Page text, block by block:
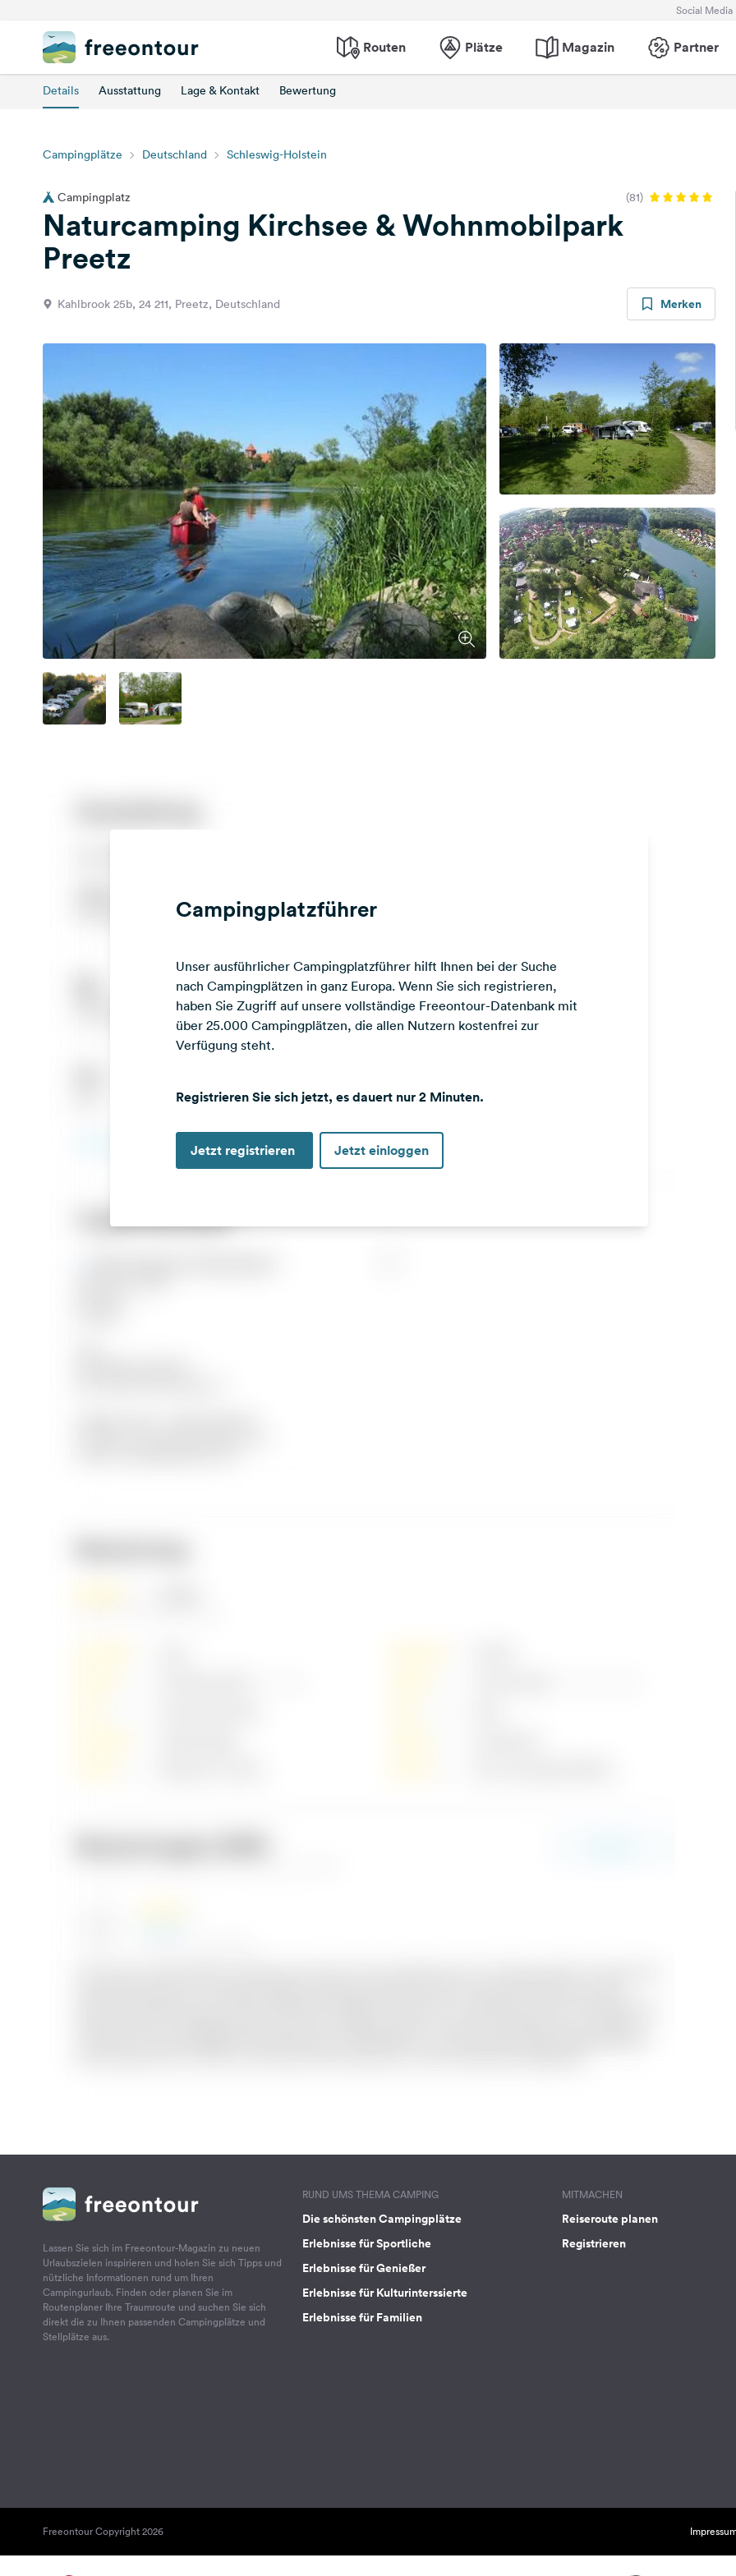
Social Media
Routen Plätze Magazin Partner
Details Ausstattung Lage & Kontakt Bewertung
Campingplätze Deutschland Schleswig-Holstein
Campingplatz (81)
Naturcamping Kirchsee & Wohnmobilpark
Preetz
Kahlbrook 25b, 24 211, Preetz, Deutschland Merken
Campingplatzführer
Unser ausführlicher Campingplatzführer hilft Ihnen bei der Suche
nach Campingplätzen in ganz Europa. Wenn Sie sich registrieren,
haben Sie Zugriff auf unsere vollständige Freeontour-Datenbank mit
über 25.000 Campingplätzen, die allen Nutzern kostenfrei zur
Verfügung steht.
Registrieren Sie sich jetzt, es dauert nur 2 Minuten.
Jetzt registrieren Jetzt einloggen
Lassen Sie sich im Freeontour-Magazin zu neuen
Urlaubszielen inspirieren und holen Sie sich Tipps und
nützliche Informationen rund um Ihren
Campingurlaub. Finden oder planen Sie im
Routenplaner Ihre Traumroute und suchen Sie sich
direkt die zu Ihnen passenden Campingplätze und
Stellplätze aus.
RUND UMS THEMA CAMPING
Die schönsten Campingplätze
Erlebnisse für Sportliche
Erlebnisse für Genießer
Erlebnisse für Kulturinterssierte
Erlebnisse für Familien
MITMACHEN
Reiseroute planen
Registrieren
Freeontour Copyright 2026